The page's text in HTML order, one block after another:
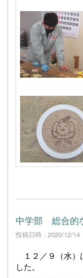
中学部 総合的
投稿日時 : 2020/12/14
１２／９（水
した。